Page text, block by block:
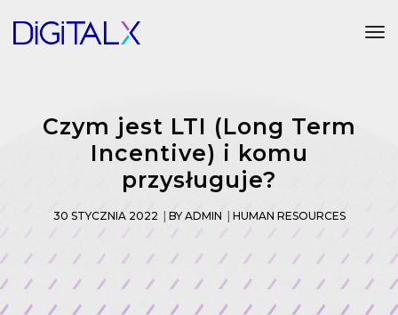
Czym jest LTI (Long Term
Incentive) i komu
przysługuje?
30 STYCZNIA 2022 BYADMIN HUMAN RESOURCES